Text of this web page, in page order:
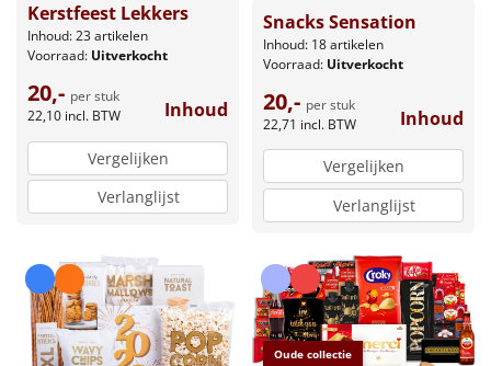
Kerstfeest Lekkers
Inhoud: 23 artikelen
Voorraad: Uitverkocht
20,- per stuk
22,10 incl. BTW Inhoud
Vergelijken
Verlanglijst
Snacks Sensation
Inhoud: 18 artikelen
Voorraad: Uitverkocht
20,- per stuk
22,71 incl. BTW Inhoud
Vergelijken
Verlanglijst
Oude collectie